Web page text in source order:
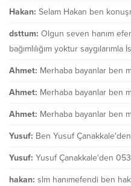
Hakan: Selam Hakan ben
dsttum: Olgun seven hanım
bağımlılığım yoktur
Ahmet: Merhaba bayanlar ben
Ahmet: Merhaba bayanlar ben
Ahmet: Merhaba bayanlar ben
Yusuf: Ben Yusuf
Yusuf: Yusuf Çanakkale'den
hakan: slm hanımefendi ben